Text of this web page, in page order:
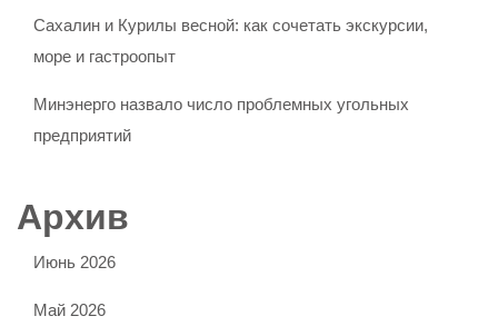
Сахалин и Курилы весной: как сочетать экскурсии,
море и гастроопыт
Минэнерго назвало число проблемных угольных
предприятий
Архив
Июнь 2026
Май 2026